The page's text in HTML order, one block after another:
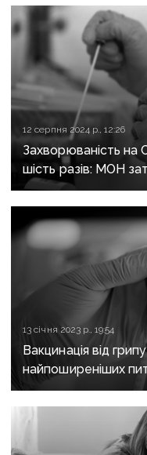
12 серпня 2024 р., 12:26
Захворюваність на
шість разів: МОН
вакцинації
13 січня 2023 р., 19:54
Вакцинація від
найпоширеніших